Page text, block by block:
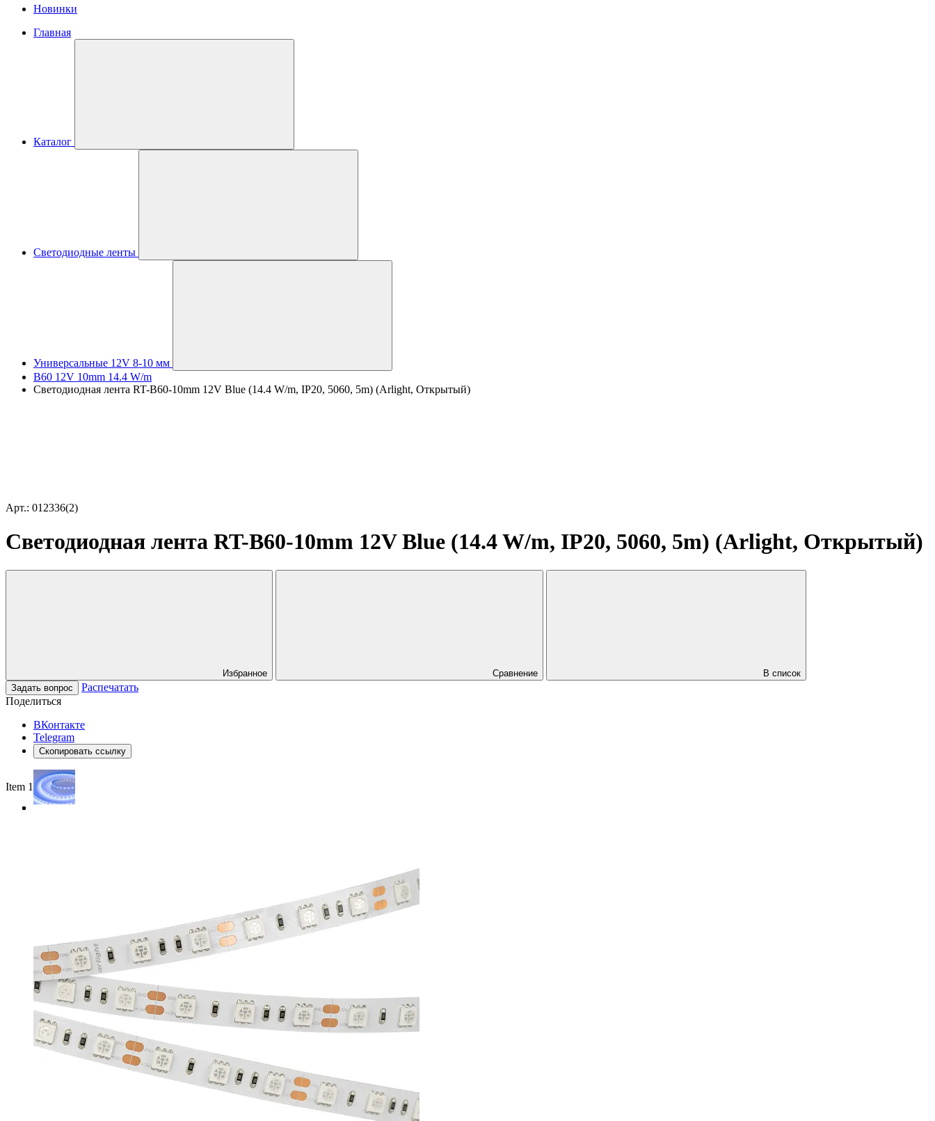
Новинки
Главная
Каталог
Светодиодные ленты
Универсальные 12V 8-10 мм
B60 12V 10mm 14.4 W/m
Светодиодная лента RT-B60-10mm 12V Blue (14.4 W/m, IP20, 5060, 5m) (Arlight, Открытый)
Арт.: 012336(2)
Светодиодная лента RT-B60-10mm 12V Blue (14.4 W/m, IP20, 5060, 5m) (Arlight, Открытый)
Избранное Сравнение
В список
Задать вопрос
Распечатать
Поделиться
ВКонтакте
Telegram
Скопировать ссылку
Item 1 of 5